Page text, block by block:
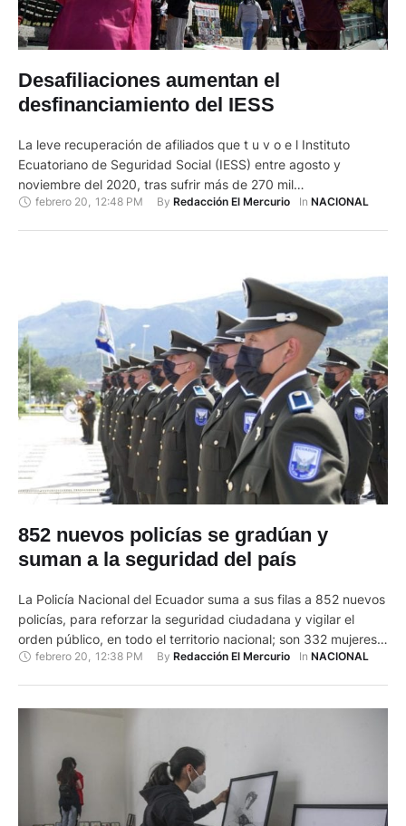
Desafiliaciones aumentan el
desfinanciamiento del IESS
La leve recuperación de afiliados que t u v o e l Instituto
Ecuatoriano de Seguridad Social (IESS) entre agosto y
noviembre del 2020, tras sufrir más de 270 mil
desvinculaciones en los meses más complicados de la
febrero 20 12:48 PM By Redacción El Mercurio In NACIONAL
852 nuevos policías se gradúan y
suman a la seguridad del país
La Policía Nacional del Ecuador suma a sus filas a 852 nuevos
policías, para reforzar la seguridad ciudadana y vigilar el
orden público, en todo el territorio nacional; son 332 mujeres y
520 hombres, quienes serán distribuidos estratégicamente en
febrero 20 12:38 PM By Redacción El Mercurio In NACIONAL